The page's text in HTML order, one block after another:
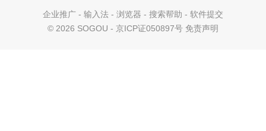
企业推广 - 输入法 - 浏览器 - 搜索帮助 - 软件提交
© 2026 SOGOU - 京ICP证050897号 免责声明